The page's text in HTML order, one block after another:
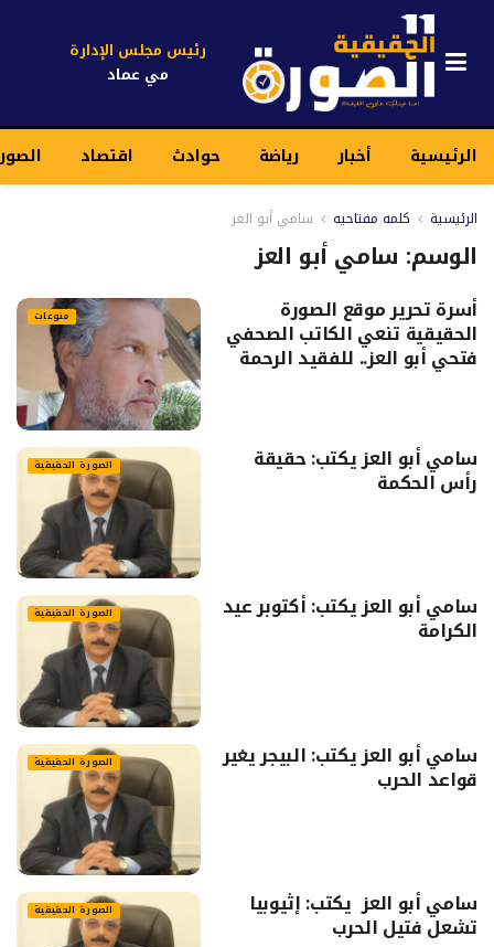
رئيس مجلس الإدارة
مي عماد
الرئيسية أخبار رياضة حوادث اقتصاد
الرئيسية كلمه مفتاحيه سامي أبو العز
الوسم: سامي أبو العز
منوعات أسرة تحرير موقع الصورة
الحقيقية تنعي الكاتب الصحفي
فتحي أبو العز.. للفقيد الرحمة
الصورة الحقيقية سامي أبو العز يكتب: حقيقة
رأس الحكمة
الصورة الحقيقية سامي أبو العز يكتب: أكتوبر عيد
الكرامة
الصورة الحقيقية سامي أبو العز يكتب: البيجر يغير
قواعد الحرب
الصورة الحقيقية سامي أبو العز يكتب: إثيوبيا
تشعل فتيل الحرب